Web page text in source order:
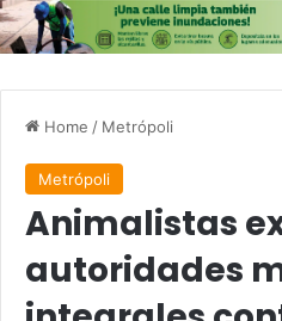
Home / Metrópoli
Metrópoli
Animalistas
autoridades